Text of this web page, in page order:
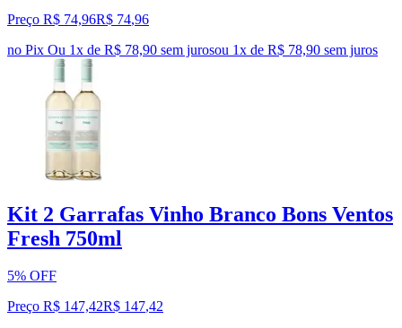
Preço R$ 74,96R$ 74,96
no Pix Ou 1x de R$ 78,90 sem jurosou 1x de R$ 78,90 sem juros
Kit 2 Garrafas Vinho Branco Bons Ventos
Fresh 750ml
5% OFF
Preço R$ 147,42R$ 147,42